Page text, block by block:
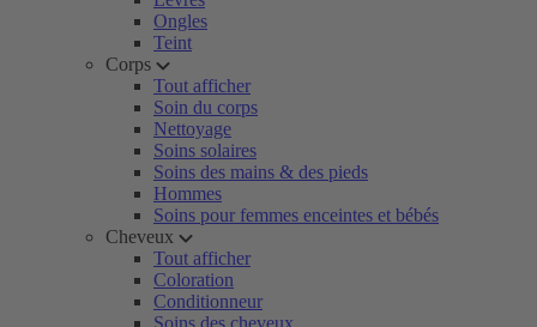
Ongles
Teint
Corps
Tout afficher
Soin du corps
Nettoyage
Soins solaires
Soins des mains & des pieds
Hommes
Soins pour femmes enceintes et bébés
Cheveux
Tout afficher
Coloration
Conditionneur
Soins des cheveux